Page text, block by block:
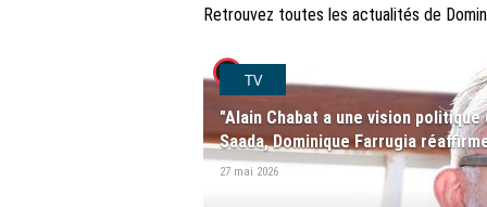
Retrouvez toutes les actualités de
player2TV
"Alain Chabat a une vision
Saada, Dominique Farrugia
27 mai 2026